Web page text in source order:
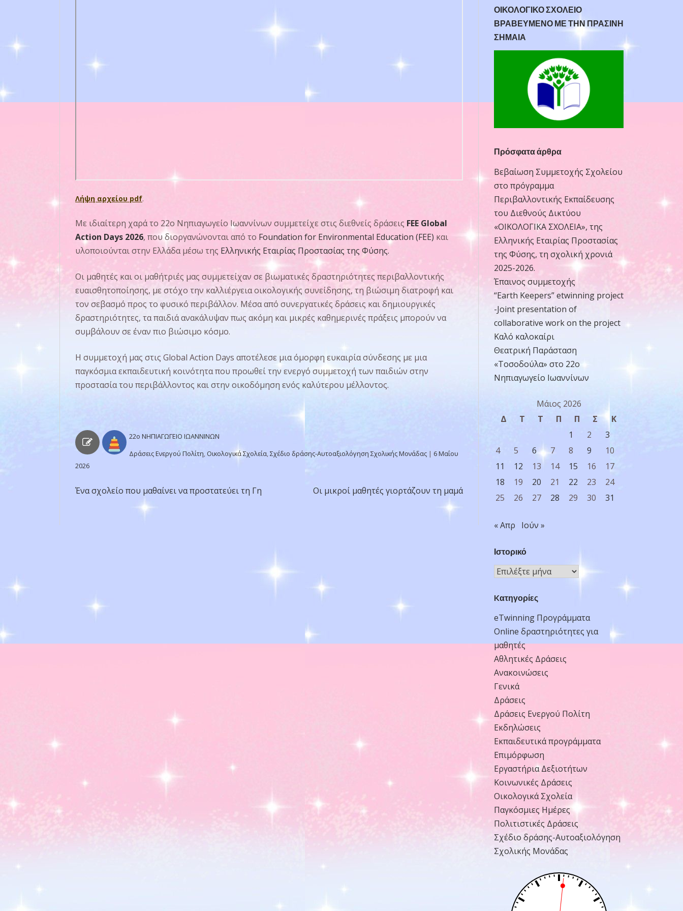
Λήψη αρχείου pdf.
Με ιδιαίτερη χαρά το 22ο Νηπιαγωγείο Ιωαννίνων συμμετείχε στις διεθνείς δράσεις FEE Global
Action Days 2026, που διοργανώνονται από το Foundation for Environmental Education (FEE) και
υλοποιούνται στην Ελλάδα μέσω της Ελληνικής Εταιρίας Προστασίας της Φύσης.
Οι μαθητές και οι μαθήτριές μας συμμετείχαν σε βιωματικές δραστηριότητες περιβαλλοντικής
ευαισθητοποίησης, με στόχο την καλλιέργεια οικολογικής συνείδησης, τη βιώσιμη διατροφή και
τον σεβασμό προς το φυσικό περιβάλλον. Μέσα από συνεργατικές δράσεις και δημιουργικές
δραστηριότητες, τα παιδιά ανακάλυψαν πως ακόμη και μικρές καθημερινές πράξεις μπορούν να
συμβάλουν σε έναν πιο βιώσιμο κόσμο.
Η συμμετοχή μας στις Global Action Days αποτέλεσε μια όμορφη ευκαιρία σύνδεσης με μια
παγκόσμια εκπαιδευτική κοινότητα που προωθεί την ενεργό συμμετοχή των παιδιών στην
προστασία του περιβάλλοντος και στην οικοδόμηση ενός καλύτερου μέλλοντος.
22o ΝΗΠΙΑΓΩΓΕΙΟ ΙΩΑΝΝΙΝΩΝ
Δράσεις Ενεργού Πολίτη, Οικολογικά Σχολεία,Σχέδιο δράσης-Αυτοαξιολόγηση Σχολικής Μονάδας | 6 Μαΐου
2026
Πλοήγηση
Ένα σχολείο που μαθαίνει να προστατεύει τη Γη Οι μικροί μαθητές γιορτάζουν τη μαμά
ΟΙΚΟΛΟΓΙΚΟ ΣΧΟΛΕΙΟ
ΒΡΑΒΕΥΜΕΝΟ ΜΕ ΤΗΝ ΠΡΑΣΙΝΗ
ΣΗΜΑΙΑ
Πρόσφατα άρθρα
Βεβαίωση Συμμετοχής Σχολείου
στο πρόγραμμα
Περιβαλλοντικής Εκπαίδευσης
του Διεθνούς Δικτύου
«ΟΙΚΟΛΟΓΙΚΑ ΣΧΟΛΕΙΑ», της
Ελληνικής Εταιρίας Προστασίας
της Φύσης, τη σχολική χρονιά
2025-2026.
Έπαινος συμμετοχής
“Earth Keepers” etwinning project
-Joint presentation of
collaborative work on the project
Καλό καλοκαίρι
Θεατρική Παράσταση
«Τοσοδούλα» στο 22ο
Νηπιαγωγείο Ιωαννίνων
Μάιος 2026
Δ
Τ Τ Π Π Σ
Κ
1
2
3
4
5 6 7 8 9
10
11
12 13 14 15 16
17
18
19 20 21 22 23
24
25
26 27 28 29 30 31
« Απρ Ιούν »
Ιστορικό
Ιστορικό
Kατηγορίες
eTwinning Προγράμματα
Online δραστηριότητες για
μαθητές
Αθλητικές Δράσεις
Ανακοινώσεις
Γενικά
Δράσεις
Δράσεις Ενεργού Πολίτη
Εκδηλώσεις
Εκπαιδευτικά προγράμματα
Επιμόρφωση
Εργαστήρια Δεξιοτήτων
Κοινωνικές Δράσεις
Οικολογικά Σχολεία
Παγκόσμιες Ημέρες
Πολιτιστικές Δράσεις
Σχέδιο δράσης-Αυτοαξιολόγηση
Σχολικής Μονάδας